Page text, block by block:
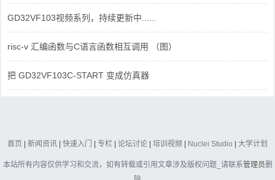
GD32VF103视频系列，持续更新中......
risc-v 汇编函数与C语言函数相互调用 （图）
把 GD32VF103C-START 变成仿真器
首页 | 新闻资讯 | 快速入门 | 专栏 | 论坛讨论 | 培训视频 | Nuclei Studio | 大学计划
本站所有内容仅供学习和交流，如有转载或引用文章涉及版权问题_请联系管理员删